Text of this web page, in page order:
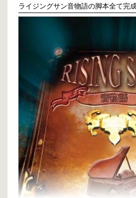
ライジングサン音物語の脚本全て完成